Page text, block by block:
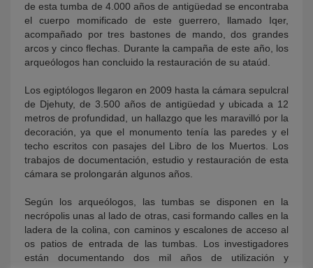
de esta tumba de 4.000 años de antigüedad se encontraba
el cuerpo momificado de este guerrero, llamado Iqer,
acompañado por tres bastones de mando, dos grandes
arcos y cinco flechas. Durante la campaña de este año, los
arqueólogos han concluido la restauración de su ataúd.
Los egiptólogos llegaron en 2009 hasta la cámara sepulcral
de Djehuty, de 3.500 años de antigüedad y ubicada a 12
metros de profundidad, un hallazgo que les maravilló por la
decoración, ya que el monumento tenía las paredes y el
techo escritos con pasajes del Libro de los Muertos. Los
trabajos de documentación, estudio y restauración de esta
cámara se prolongarán algunos años.
Según los arqueólogos, las tumbas se disponen en la
necrópolis unas al lado de otras, casi formando calles en la
ladera de la colina, con caminos y escalones de acceso al
os patios de entrada de las tumbas. Los investigadores
están documentando dos mil años de utilización y